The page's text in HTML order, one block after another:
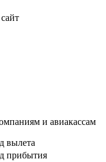
сайт
и авиакассам
вылета
прибытия